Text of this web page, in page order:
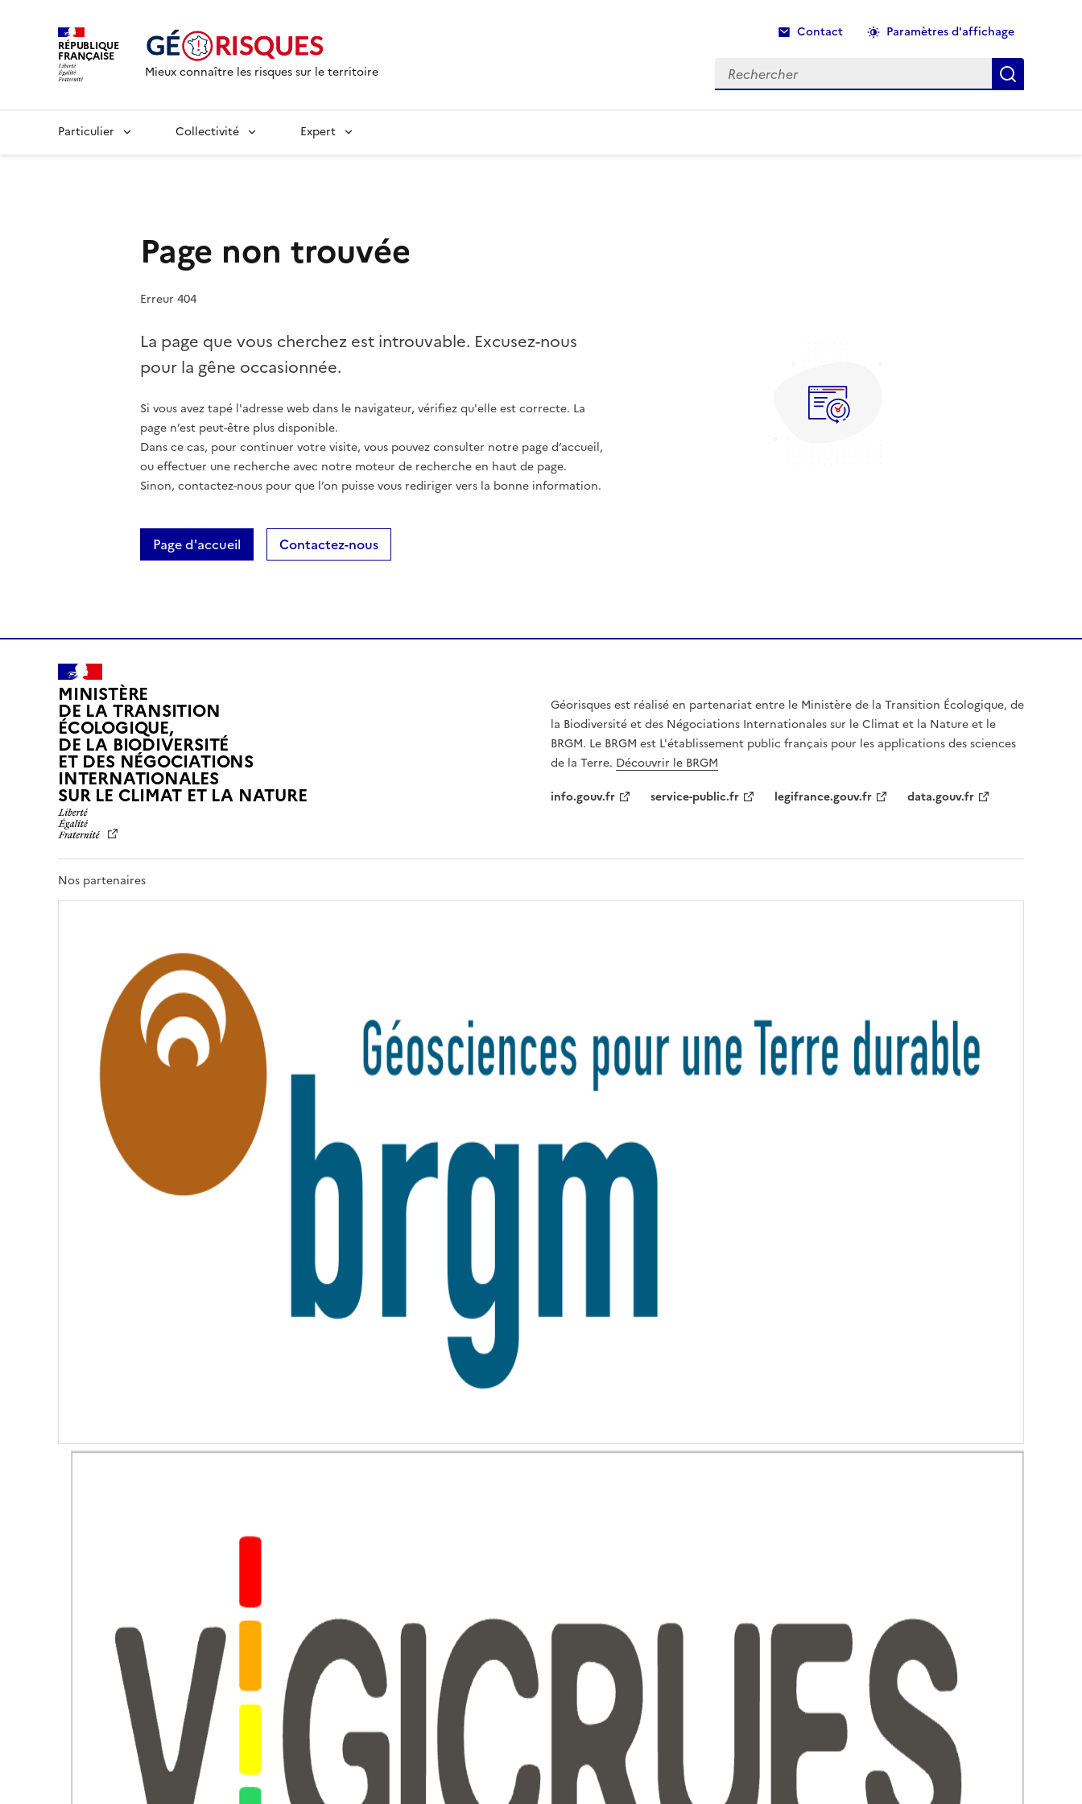
RÉPUBLIQUE
FRANÇAISE
Mieux connaître les risques sur le territoire
Contact Paramètres d'affichage
Rechercher Recherche
Particulier Collectivité Expert
Page non trouvée
Erreur 404
La page que vous cherchez est introuvable. Excusez-nous
pour la gêne occasionnée.
Si vous avez tapé l'adresse web dans le navigateur, vérifiez qu'elle est correcte. La
page n’est peut-être plus disponible.
Dans ce cas, pour continuer votre visite, vous pouvez consulter notre page d’accueil,
ou effectuer une recherche avec notre moteur de recherche en haut de page.
Sinon, contactez-nous pour que l’on puisse vous rediriger vers la bonne information.
Page d'accueil Contactez-nous
MINISTÈRE
DE LA TRANSITION
ÉCOLOGIQUE,
DE LA BIODIVERSITÉ
ET DES NÉGOCIATIONS
INTERNATIONALES
SUR LE CLIMAT ET LA NATUREL
R
É
R
R
N
T
Géorisques est réalisé en partenariat entre le Ministère de la Transition Écologique, de
la Biodiversité et des Négociations Internationales sur le Climat et la Nature et le
BRGM. Le BRGM est L'établissement public français pour les applications des sciences
de la Terre. Découvrir le BRGM
info.gouv.fr
service-public.fr legifrance.gouv.fr data.gouv.fr
Nos partenaires